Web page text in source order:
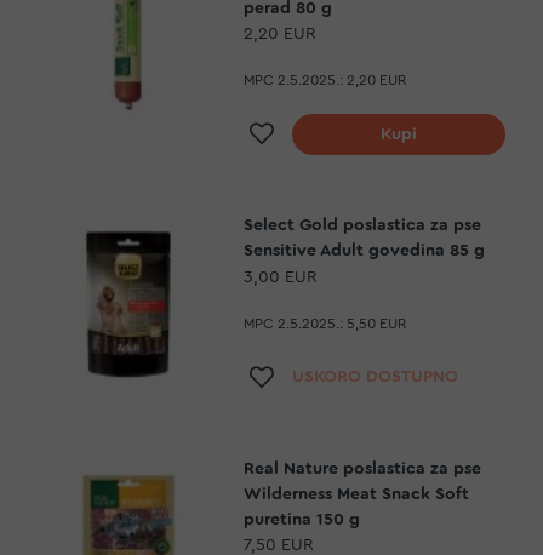
perad 80 g
2,20 EUR
MPC 2.5.2025.: 2,20 EUR
Dodaj na listu želja
Kupi
Select Gold poslastica za pse
Sensitive Adult govedina 85 g
3,00 EUR
MPC 2.5.2025.: 5,50 EUR
Dodaj na listu želja
USKORO DOSTUPNO
Real Nature poslastica za pse
Wilderness Meat Snack Soft
puretina 150 g
7,50 EUR